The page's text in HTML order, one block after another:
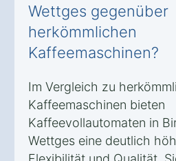
Wettges gegenüber
herkömmlichen
Kaffeemaschinen?
Im Vergleich zu
Kaffeemaschinen bieten
Kaffeevollautomaten in
Wettges eine deutlich